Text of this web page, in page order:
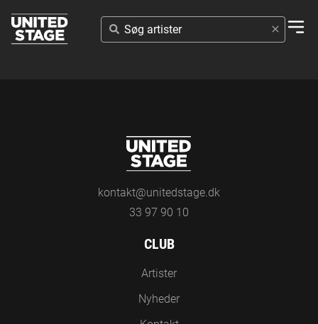
SØG
ARTISTER
kontakt@unitedstage.dk
33 97 90 10
CLUB
Artister
Nyheder